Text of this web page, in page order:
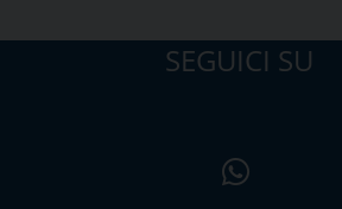
SEGUICI SU